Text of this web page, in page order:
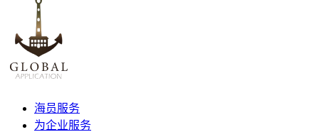
海员服务
为企业服务